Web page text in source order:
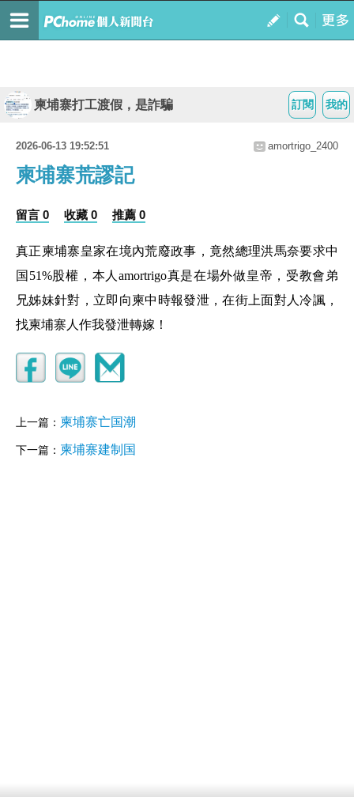
我的
訂閱
柬埔寨打工渡假，是詐騙
2026-06-13 19:52:51 amortrigo_2400
柬埔寨荒謬記
留言 0 收藏 0 推薦 0
真正柬埔寨皇家在境內荒廢政事，竟然總理洪馬奈要求中
国51%股權，本人amortrigo真是在場外做皇帝，受教會弟
兄姊妹針對，立即向柬中時報發泄，在街上面對人冷諷，
找柬埔寨人作我發泄轉嫁！
上一篇： 柬埔寨亡国潮
下一篇： 柬埔寨建制国